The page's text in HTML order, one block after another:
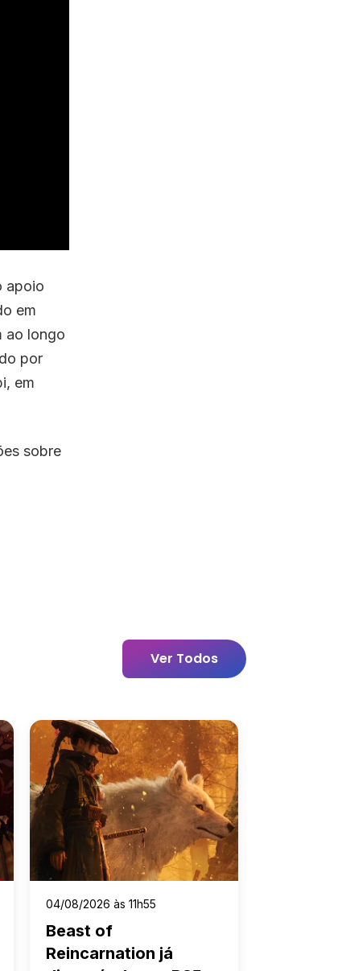
apoio
em
ao longo
por
em
sobre
Ver Todos
2026 às 11h55
of
já